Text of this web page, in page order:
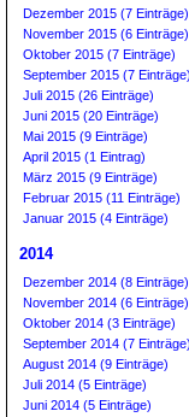
Dezember 2015 (7 Einträge)
November 2015 (6 Einträge)
Oktober 2015 (7 Einträge)
September 2015 (7 Einträge)
Juli 2015 (26 Einträge)
Juni 2015 (20 Einträge)
Mai 2015 (9 Einträge)
April 2015 (1 Eintrag)
März 2015 (9 Einträge)
Februar 2015 (11 Einträge)
Januar 2015 (4 Einträge)
2014
Dezember 2014 (8 Einträge)
November 2014 (6 Einträge)
Oktober 2014 (3 Einträge)
September 2014 (7 Einträge)
August 2014 (9 Einträge)
Juli 2014 (5 Einträge)
Juni 2014 (5 Einträge)